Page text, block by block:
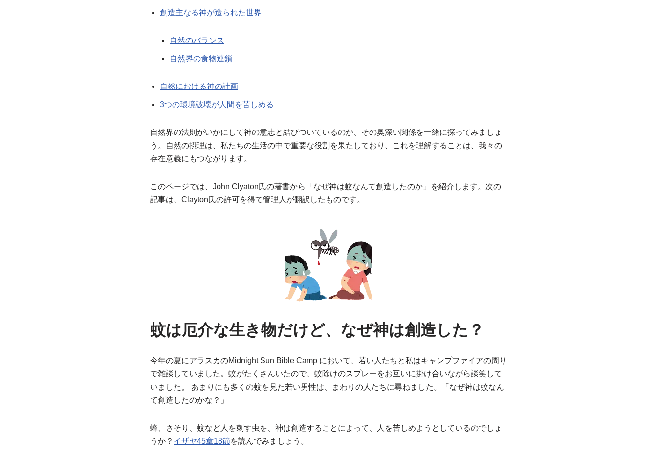
創造主なる神が造られた世界
自然のバランス
自然界の食物連鎖
自然における神の計画
3つの環境破壊が人間を苦しめる
自然界の法則がいかにして神の意志と結びついているのか、その奥深い関係を一緒に探ってみましょ
う。自然の摂理は、私たちの生活の中で重要な役割を果たしており、これを理解することは、我々の
存在意義にもつながります。
このページでは、John Clyaton氏の著書から「なぜ神は蚊なんて創造したのか」を紹介します。次の
記事は、Clayton氏の許可を得て管理人が翻訳したものです。
蚊は厄介な生き物だけど、なぜ神は創造した？
今年の夏にアラスカのMidnight Sun Bible Camp において、若い人たちと私はキャンプファイアの周り
で雑談していました。蚊がたくさんいたので、蚊除けのスプレーをお互いに掛け合いながら談笑して
いました。 あまりにも多くの蚊を見た若い男性は、まわりの人たちに尋ねました。「なぜ神は蚊なん
て創造したのかな？」
蜂、さそり、蚊など人を刺す虫を、神は創造することによって、人を苦しめようとしているのでしょ
うか？ イザヤ45章18節を読んでみましょう。